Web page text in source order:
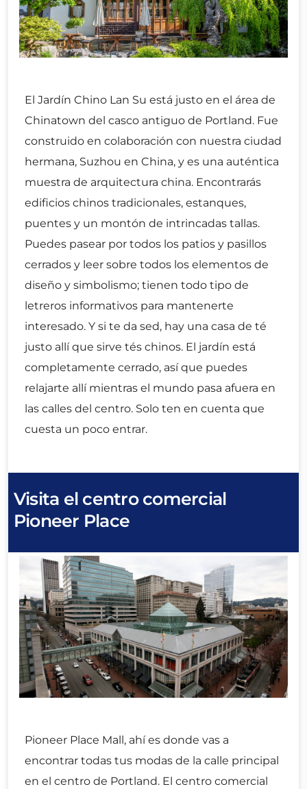
El Jardín Chino Lan Su está justo en el área de
Chinatown del casco antiguo de Portland. Fue
construido en colaboración con nuestra ciudad
hermana, Suzhou en China, y es una auténtica
muestra de arquitectura china. Encontrarás
edificios chinos tradicionales, estanques,
puentes y un montón de intrincadas tallas.
Puedes pasear por todos los patios y pasillos
cerrados y leer sobre todos los elementos de
diseño y simbolismo; tienen todo tipo de
letreros informativos para mantenerte
interesado. Y si te da sed, hay una casa de té
justo allí que sirve tés chinos. El jardín está
completamente cerrado, así que puedes
relajarte allí mientras el mundo pasa afuera en
las calles del centro. Solo ten en cuenta que
cuesta un poco entrar.
Visita el centro comercial
Pioneer Place
Pioneer Place Mall, ahí es donde vas a
encontrar todas tus modas de la calle principal
en el centro de Portland. El centro comercial